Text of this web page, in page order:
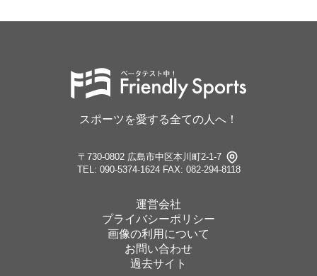
スポーツを愛する全ての人へ！
〒730-0802 広島市中区本川町2-1-7
TEL: 090-5374-1624 FAX: 082-294-8118
運営会社
プライバシーポリシー
画像の利用について
お問い合わせ
過去サイト